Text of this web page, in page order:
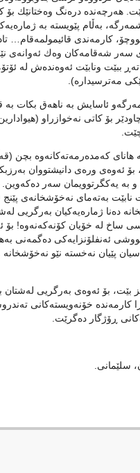
هه‌رچه‌نده‌ دره‌نگ وه‌ختانێك
به‌ڵام پێویسته‌ به‌
كارمه‌ندی
سه‌ر شه‌قامه‌كان وه‌ك ئه‌وانه‌ی
ببێت ونابێت ئه‌وه‌نده‌ش له‌
مه‌ترسیداره‌).
ئاسایش به ناهه‌ق بكات به‌
بۆ كاتی نه‌خوازراو
هانای كه‌مده‌رمه‌ته‌كانه‌وه‌
بۆ ئه‌وه‌ی وره‌ی دانیشتووان
و به‌ یه‌كگرتوویمان سه‌ر
به‌ته‌مای نه‌خۆشخانه‌ی پێنج
ده‌نا ژماره‌یه‌كیان
ساخ له‌ خۆیان كۆنه‌كه‌نه‌وه!‌ بۆ
پێیان نه‌خسته‌ نێو‌
بێت، بۆ ئه‌وه‌ی به‌رگریی
كارمه‌نده‌ خۆنه‌ویسته‌كانی
ڕۆژگار دەگرێت.
سلێمانی.